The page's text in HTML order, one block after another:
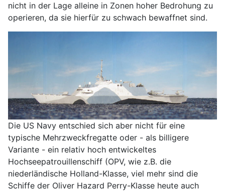
nicht in der Lage alleine in Zonen hoher Bedrohung zu
operieren, da sie hierfür zu schwach bewaffnet sind.
Die US Navy entschied sich aber nicht für eine
typische Mehrzweckfregatte oder - als billigere
Variante - ein relativ hoch entwickeltes
Hochseepatrouillenschiff (OPV, wie z.B. die
niederländische Holland-Klasse, viel mehr sind die
Schiffe der Oliver Hazard Perry-Klasse heute auch